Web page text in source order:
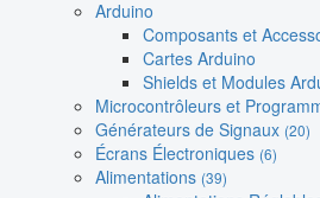
Arduino
Composants et
Cartes Arduino
Shields et Modules
Microcontrôleurs et
Générateurs de Signaux (20)
Écrans Électroniques (6)
Alimentations (39)